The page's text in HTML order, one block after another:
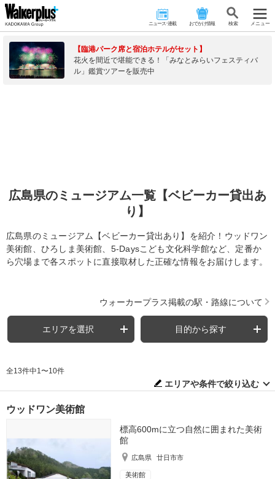
ニュース･連載 おでかけ情報 検 索 メニュー
【臨港パーク席と宿泊ホテルがセット】
花火を間近で堪能できる！「みなとみらいフェスティバ
ル」鑑賞ツアーを販売中
広島県のミュージアム一覧【ベビーカー貸出あ
り】
広島県のミュージアム【ベビーカー貸出あり】を紹介！ウッドワン
美術館、ひろしま美術館、5-Daysこども文化科学館など、定番か
ら穴場まで各スポットに直接取材した正確な情報をお届けします。
ウォーカープラス掲載の駅・路線について
エリアを選択 目的から探す
全13件中1〜10件
エリアや条件で絞り込む
ウッドワン美術館
標高600mに立つ自然に囲まれた美術
館
広島県 廿日市市
美術館